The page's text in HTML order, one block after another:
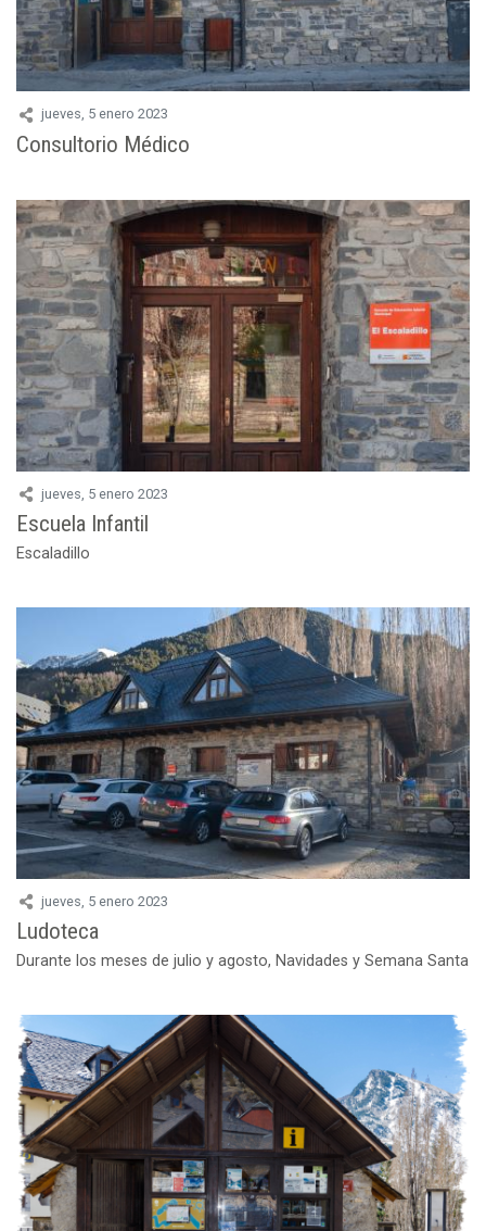
jueves, 5 enero 2023
Consultorio Médico
jueves, 5 enero 2023
Escuela Infantil
Escaladillo
jueves, 5 enero 2023
Ludoteca
Durante los meses de julio y agosto, Navidades y Semana Santa